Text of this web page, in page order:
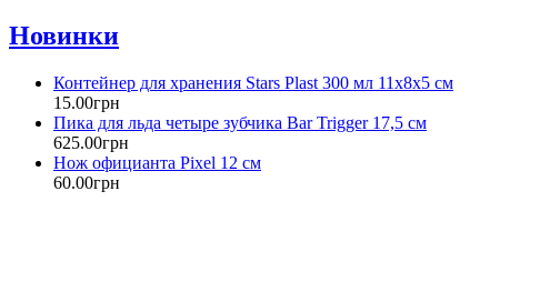
Новинки
Контейнер для хранения Stars Plast 300 мл 11х8х5 см
15.00грн
Пика для льда четыре зубчика Bar Trigger 17,5 см
625.00грн
Нож официанта Pixel 12 см
60.00грн